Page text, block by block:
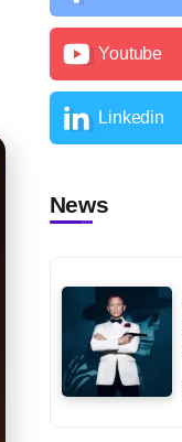
Youtube
Linkedin
News